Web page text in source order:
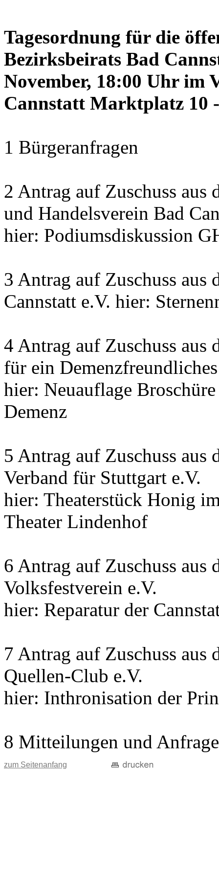
Tagesordnung für die
Bezirksbeirats Bad
November, 18:00 Uhr im
Cannstatt Marktplatz 10
1 Bürgeranfragen
2 Antrag auf Zuschuss aus
und Handelsverein Bad
hier: Podiumsdiskussion
3 Antrag auf Zuschuss
Cannstatt e.V. hier:
4 Antrag auf Zuschuss aus
für ein
hier: Neuauflage
Demenz
5 Antrag auf Zuschuss aus
Verband für Stuttgart e.V.
hier: Theaterstück Honig
Theater Lindenhof
6 Antrag auf Zuschuss aus
Volksfestverein e.V.
hier: Reparatur der
7 Antrag auf Zuschuss aus
Quellen-Club e.V.
hier: Inthronisation der
8 Mitteilungen und
zum Seitenanfang